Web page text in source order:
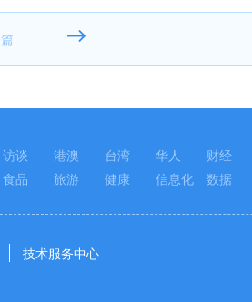
访谈 港澳 台湾 华人 财经
食品 旅游 健康 信息化 数据
技术服务中心